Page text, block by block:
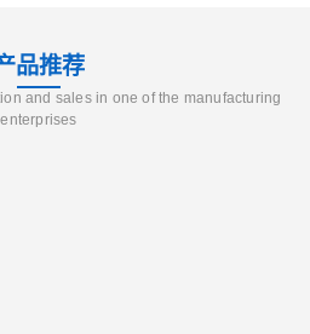
品推荐
and sales in one of the manufacturing
enterprises